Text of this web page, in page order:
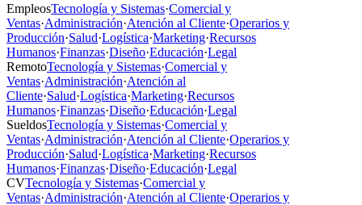
EmpleosTecnología y Sistemas·Comercial y
Ventas·Administración·Atención al Cliente·Operarios y
Producción·Salud·Logística·Marketing·Recursos
Humanos·Finanzas·Diseño·Educación·Legal
RemotoTecnología y Sistemas·Comercial y
Ventas·Administración·Atención al
Cliente·Salud·Logística·Marketing·Recursos
Humanos·Finanzas·Diseño·Educación·Legal
SueldosTecnología y Sistemas·Comercial y
Ventas·Administración·Atención al Cliente·Operarios y
Producción·Salud·Logística·Marketing·Recursos
Humanos·Finanzas·Diseño·Educación·Legal
CVTecnología y Sistemas·Comercial y
Ventas·Administración·Atención al Cliente·Operarios y